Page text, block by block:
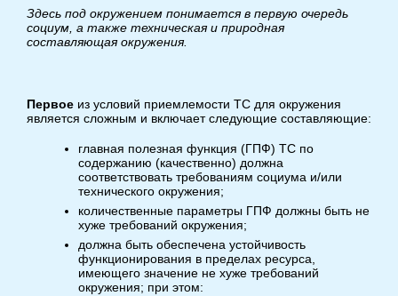
Здесь под окружением понимается в первую очередь
социум, а также техническая и природная
составляющая окружения.
Первое из условий приемлемости ТС для окружения
является сложным и включает следующие составляющие:
главная полезная функция (ГПФ) ТС по
содержанию (качественно) должна
соответствовать требованиям социума и/или
технического окружения;
количественные параметры ГПФ должны быть не
хуже требований окружения;
должна быть обеспечена устойчивость
функционирования в пределах ресурса,
имеющего значение не хуже требований
окружения; при этом: